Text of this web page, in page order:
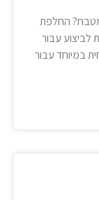
החלפת
לביצוע עבור
במיוחד עבור